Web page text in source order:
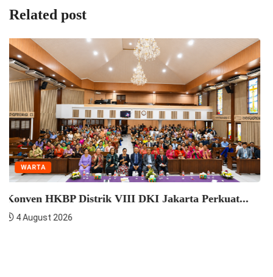
Related post
WARTA
Seminar Pelatihan Zending HKBP Menteng Perkuat